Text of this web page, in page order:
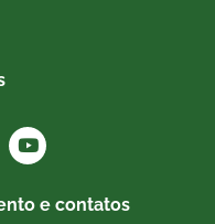
e contatos